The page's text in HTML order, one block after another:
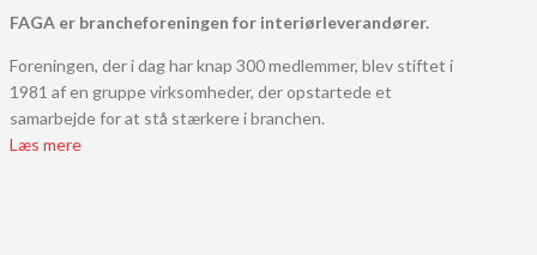
FAGA er brancheforeningen for interiørleverandører.
Foreningen, der i dag har knap 300 medlemmer, blev stiftet i
1981 af en gruppe virksomheder, der opstartede et
samarbejde for at stå stærkere i branchen.
Læs mere